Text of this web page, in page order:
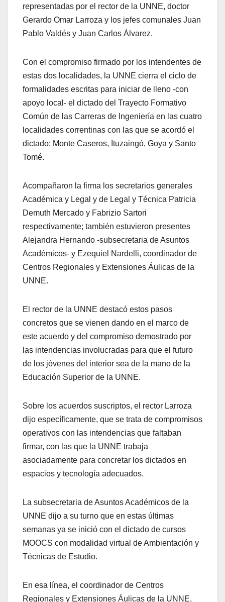
representadas por el rector de la UNNE, doctor
Gerardo Omar Larroza y los jefes comunales Juan
Pablo Valdés y Juan Carlos Álvarez.
Con el compromiso firmado por los intendentes de
estas dos localidades, la UNNE cierra el ciclo de
formalidades escritas para iniciar de lleno -con
apoyo local- el dictado del Trayecto Formativo
Común de las Carreras de Ingeniería en las cuatro
localidades correntinas con las que se acordó el
dictado: Monte Caseros, Ituzaingó, Goya y Santo
Tomé.
Acompañaron la firma los secretarios generales
Académica y Legal y de Legal y Técnica Patricia
Demuth Mercado y Fabrizio Sartori
respectivamente; también estuvieron presentes
Alejandra Hernando -subsecretaria de Asuntos
Académicos- y Ezequiel Nardelli, coordinador de
Centros Regionales y Extensiones Áulicas de la
UNNE.
El rector de la UNNE destacó estos pasos
concretos que se vienen dando en el marco de
este acuerdo y del compromiso demostrado por
las intendencias involucradas para que el futuro
de los jóvenes del interior sea de la mano de la
Educación Superior de la UNNE.
Sobre los acuerdos suscriptos, el rector Larroza
dijo específicamente, que se trata de compromisos
operativos con las intendencias que faltaban
firmar, con las que la UNNE trabaja
asociadamente para concretar los dictados en
espacios y tecnología adecuados.
La subsecretaria de Asuntos Académicos de la
UNNE dijo a su turno que en estas últimas
semanas ya se inició con el dictado de cursos
MOOCS con modalidad virtual de Ambientación y
Técnicas de Estudio.
En esa línea, el coordinador de Centros
Regionales y Extensiones Áulicas de la UNNE,